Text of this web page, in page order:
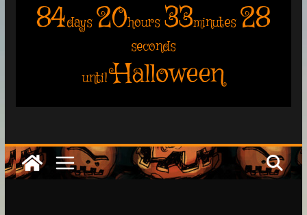
84days 20hours 33minutes 28
seconds
until Halloween